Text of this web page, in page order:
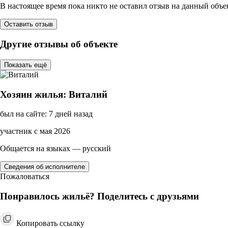
В настоящее время пока никто не оставил отзыв на данный
Оставить отзыв
Другие отзывы об объекте
Показать ещё
Хозяин жилья: Виталий
был на сайте: 7 дней назад
участник с мая 2026
Общается на языках — русский
Сведения об исполнителе
Пожаловаться
Понравилось жильё? Поделитесь с друзьями
Копировать ссылку